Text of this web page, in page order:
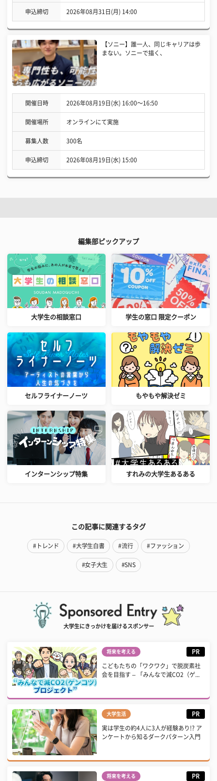
申込締切 2026年08月31日(月) 14:00
【ソニー】誰一人、同じキャリアは歩
まない。ソニーで描く、
開催日時 2026年08月19日(水) 16:00〜16:50
開催場所 オンラインにて実施
募集人数 300名
申込締切 2026年08月19日(水) 15:00
編集部ピックアップ
大学生の相談窓口 学生の窓口 限定クーポン
セルフライナーノーツ もやもや解決ゼミ
インターンシップ特集 すれみの大学生あるある
この記事に関連するタグ
#トレンド #大学生白書 #流行 #ファッション
#女子大生 #SNS
大学生にきっかけを届けるスポンサー
将来を考える PR
こどもたちの「ワクワク」で脱炭素社
会を目指す – 「みんなで減CO2（ゲ...
大学生活 PR
実は学生の約4人に3人が経験あり!? ア
ンケートから知るダークパターン入門
将来を考える PR